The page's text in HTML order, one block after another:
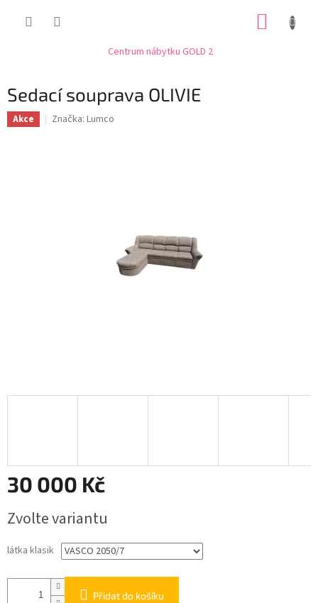
Centrum nábytku GOLD 2
Sedací souprava OLIVIE
Akce Značka: Lumco
30 000 Kč
cena:
Zvolte variantu
látka klasik
Přidat do košíku